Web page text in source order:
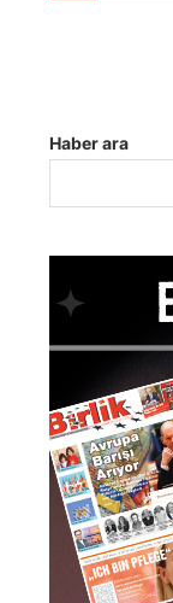
Haber ara